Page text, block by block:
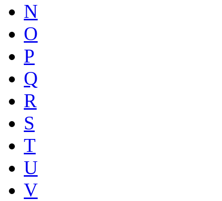
N
O
P
Q
R
S
T
U
V